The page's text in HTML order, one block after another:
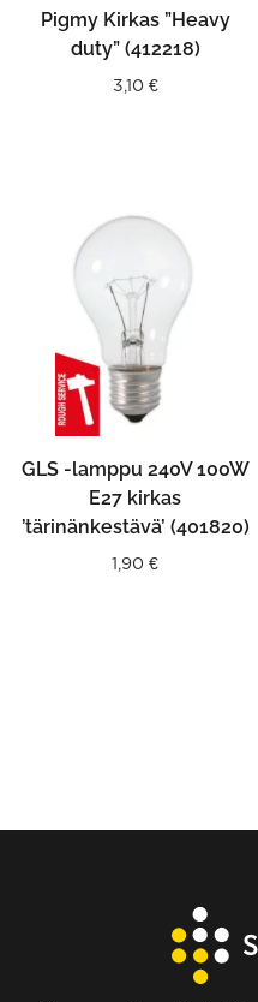
Pigmy Kirkas ”Heavy
duty” (412218)
3,10 €
GLS -lamppu 240V 100W
E27 kirkas
’tärinänkestävä’ (401820)
1,90 €